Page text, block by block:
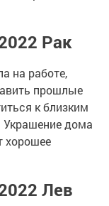
Рак
на работе,
прошлые
к близким
дома
хорошее
Лев